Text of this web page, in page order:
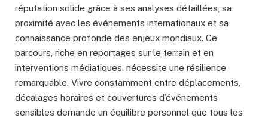
réputation solide grâce à ses analyses détaillées, sa
proximité avec les événements internationaux et sa
connaissance profonde des enjeux mondiaux. Ce
parcours, riche en reportages sur le terrain et en
interventions médiatiques, nécessite une résilience
remarquable. Vivre constamment entre déplacements,
décalages horaires et couvertures d’événements
sensibles demande un équilibre personnel que tous les